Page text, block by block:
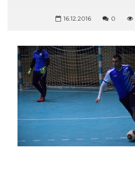
16.12.2016 0